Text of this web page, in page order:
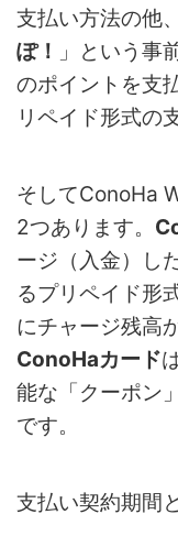
支払い方法の他
ぽ！
」という事
のポイントを支
リペイド形式の
そしてConoHa
2つあります。
ージ（入金）し
るプリペイド形
にチャージ残高
ConoHaカード
能な「クーポン
です。
支払い契約期間